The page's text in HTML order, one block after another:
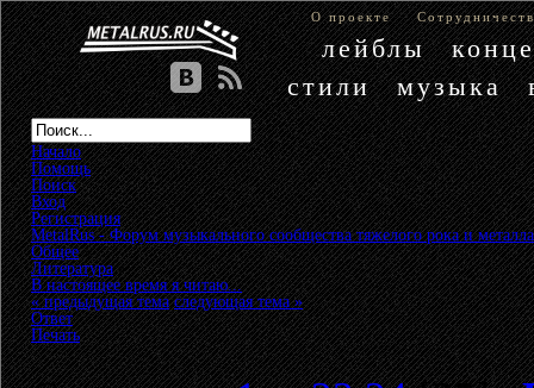
О проекте
лейблы
стили
музыка
Начало
Помощь
Поиск
Вход
Регистрация
MetalRus - Форум музыкального сообщества тяжелого рока и металла
Общее»
Литература»
В настоящее время я читаю...
« предыдущая тема следующая тема »
Ответ
Печать